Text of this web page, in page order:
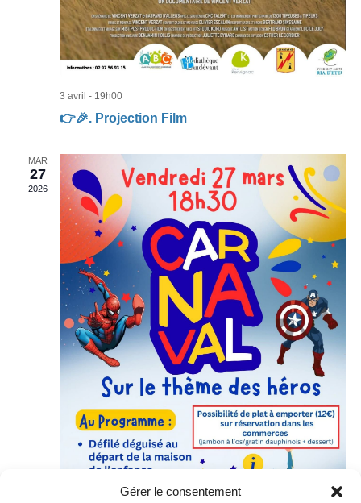
Gérer le consentement
3 avril - 19h00
👉🎉. Projection Film
MAR
27
2026